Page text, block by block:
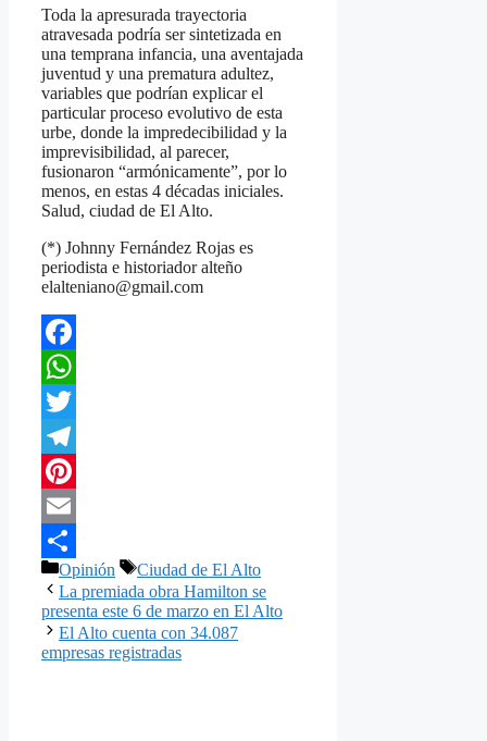
Toda la apresurada trayectoria
atravesada podría ser sintetizada en
una temprana infancia, una aventajada
juventud y una prematura adultez,
variables que podrían explicar el
particular proceso evolutivo de esta
urbe, donde la impredecibilidad y la
imprevisibilidad, al parecer,
fusionaron “armónicamente”, por lo
menos, en estas 4 décadas iniciales.
Salud, ciudad de El Alto.
(*) Johnny Fernández Rojas es
periodista e historiador alteño
elalteniano@gmail.com
Facebook
WhatsApp
Twitter
Telegram
Pinterest
Email
Compartir
Categorías
Opinión Etiquetas
Ciudad de El Alto
La premiada obra Hamilton se
presenta este 6 de marzo en El Alto
El Alto cuenta con 34.087
empresas registradas